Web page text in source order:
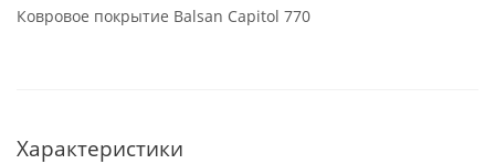
Ковровое покрытие Balsan Capitol 770
Характеристики